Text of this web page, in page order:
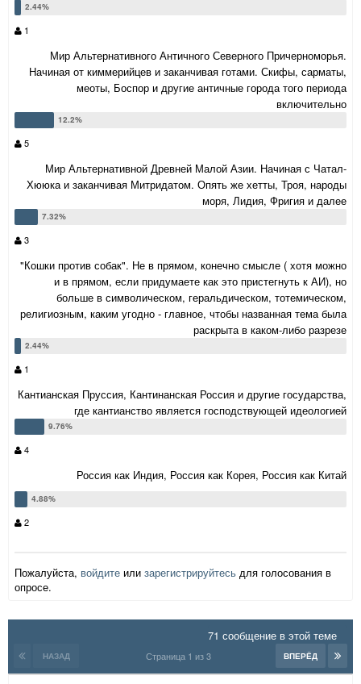
1
Мир Альтернативного Античного Северного Причерноморья.
Начиная от киммерийцев и заканчивая готами. Скифы, сарматы,
меоты, Боспор и другие античные города того периода
включительно
5
Мир Альтернативной Древней Малой Азии. Начиная с Чатал-
Хююка и заканчивая Митридатом. Опять же хетты, Троя, народы
моря, Лидия, Фригия и далее
3
"Кошки против собак". Не в прямом, конечно смысле ( хотя можно
и в прямом, если придумаете как это пристегнуть к АИ), но
больше в символическом, геральдическом, тотемическом,
религиозным, каким угодно - главное, чтобы названная тема была
раскрыта в каком-либо разрезе
1
Кантианская Пруссия, Кантинанская Россия и другие государства,
где кантианство является господствующей идеологией
4
Россия как Индия, Россия как Корея, Россия как Китай
2
Пожалуйста, войдите или зарегистрируйтесь для голосования в
опросе.
71 сообщение в этой теме
НАЗАД ВПЕРЁД
Страница 1 из 3